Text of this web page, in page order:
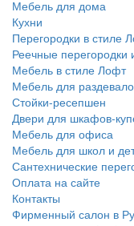
Мебель для дома
Кухни
Перегородки в стиле
Реечные перегородки
Мебель в стиле Лофт
Мебель для
Стойки-ресепшен
Двери для шкафов-
Мебель для офиса
Мебель для школ и
Сантехнические
Оплата на сайте
Контакты
Фирменный салон в